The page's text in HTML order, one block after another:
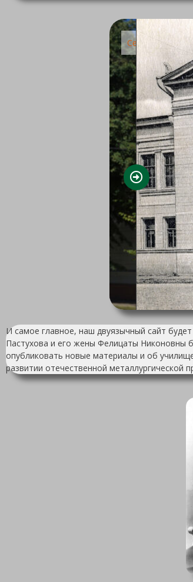
Сейчас
И самое главное, наш двуязычный сайт
Пастухова и его жены Фелицаты Никоновны
опубликовать новые материалы и об
развитии отечественной